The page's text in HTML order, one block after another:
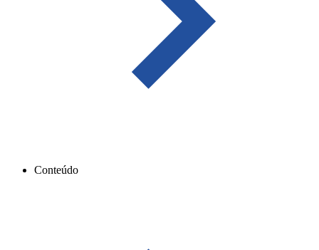
Conteúdo